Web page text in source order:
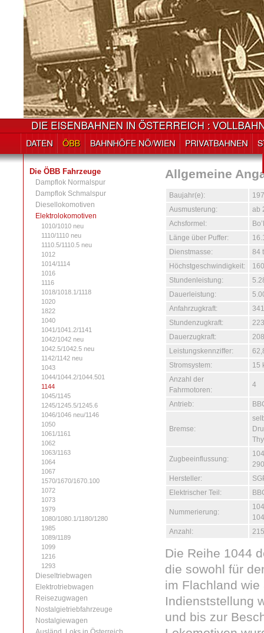
Die ÖBB Fahrzeuge
Dampflok Normalspur
Dampflok Schmalspur
Diesellokomotiven
Elektrolokomotiven
1010/1010 neu
1110/1110 neu
1110.5/1110.5 neu
1012
1014/1114
1016
1116
1018/1018.1/1118
1020
1822
1040
1041/1041.2/1141
1042/1042 neu
1042.5/1042.5 neu
1142/1142 neu
1043
1044/1044.2/1044.501
1144
1045/1145
1245/1245.5/1245.6
1046/1046 neu/1146
1050
1061/1161
1062
1063/1163
1064
1067
1570/1670/1670.100
1072
1073
1979
1080/1080.1/1180/1280
1985
1089/1189
1099
1216
1293
Dieseltriebwagen
Elektrotriebwagen
Reisezugwagen
Nostalgietriebfahrzeuge
Nostalgiewagen
Allgemeine
Baujahr(e):
Ausmusterung:
ab
Achsformel:
Länge über Puffer:
Dienstmasse:
84 t
Höchstgeschwindigkeit:
Stundenleistung:
Dauerleistung:
Anfahrzugkraft:
Stundenzugkraft:
Dauerzugkraft:
Leistungskennziffer:
Stromsystem:
15
Anzahl der
Fahrmotoren:
4
Antrieb:
Bremse:
Zugbeeinflussung:
Hersteller:
Elektrischer Teil:
Nummerierung:
Anzahl:
Die Reihe 1044
die sowohl für
im Flachland
Indienststellung
und bis zur